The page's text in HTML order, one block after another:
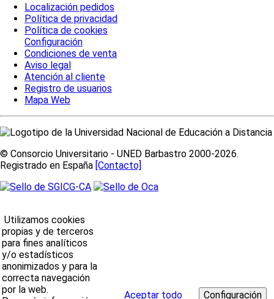
Localización pedidos
Política de privacidad
Política de cookies
Configuración
Condiciones de venta
Aviso legal
Atención al cliente
Registro de usuarios
Mapa Web
© Consorcio Universitario - UNED Barbastro 2000-2026.
Registrado en España [Contacto]
Utilizamos cookies
propias y de terceros
para fines analíticos
y/o estadísticos
anonimizados y para la
correcta navegación
por la web.
Aceptar todo